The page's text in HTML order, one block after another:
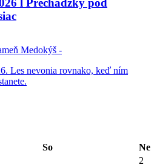
Medokýš -
Les nevonia rovnako, keď ním
So
Ne
2